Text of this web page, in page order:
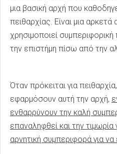
μια βασική αρχή που
πειθαρχίας. Είναι μια
χρησιμοποιεί συμπεριφορική
την επιστήμη πίσω από την
Όταν πρόκειται για
εφαρμόσουν αυτή την αρχή,
ενθαρρύνουν την καλή
επαναληφθεί και την
αρνητική συμπεριφορά για να